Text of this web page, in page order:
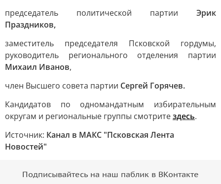
председатель политической партии Эрик
Праздников,
заместитель председателя Псковской гордумы,
руководитель регионального отделения партии
Михаил Иванов,
член Высшего совета партии Сергей Горячев.
Кандидатов по одномандатным избирательным
округам и региональные группы смотритездесь.
Источник: Канал в МАКС "Псковская Лента
Новостей"
Подписывайтесь на наш паблик в ВКонтакте